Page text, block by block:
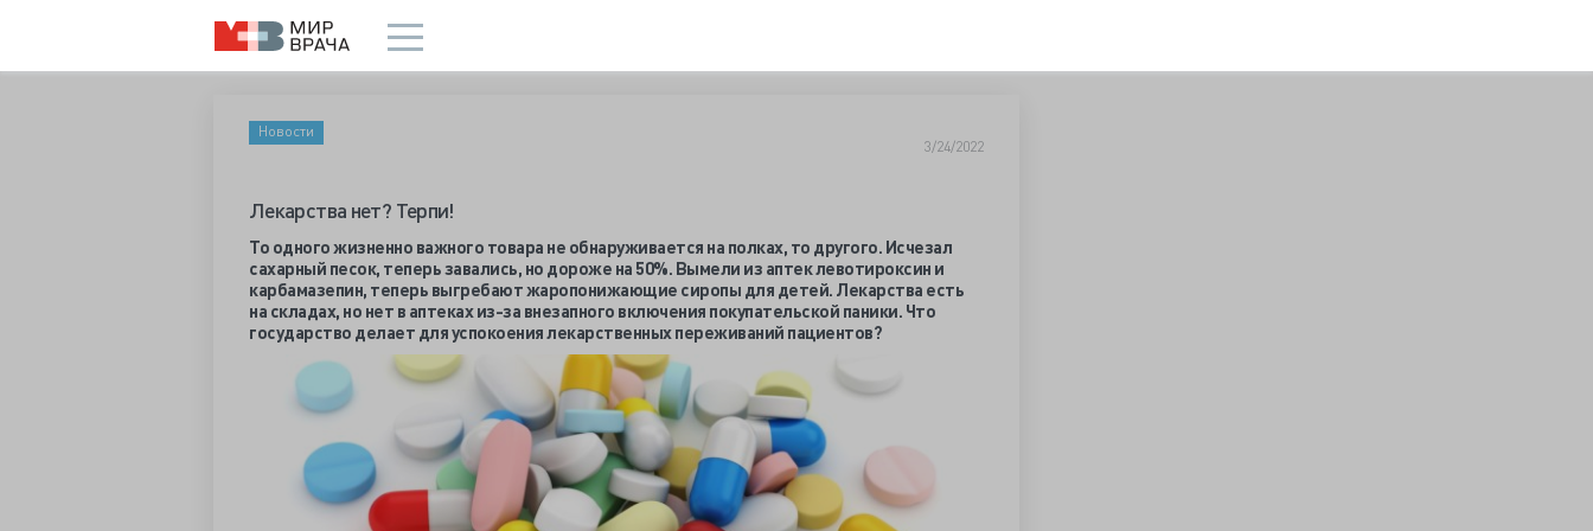
Новости
3/24/2022
Лекарства нет? Терпи!
То одного жизненно важного товара не обнаруживается на полках, то другого. Исчезал
сахарный песок, теперь завались, но дороже на 50%. Вымели из аптек левотироксин и
карбамазепин, теперь выгребают жаропонижающие сиропы для детей. Лекарства есть
на складах, но нет в аптеках из-за внезапного включения покупательской паники. Что
государство делает для успокоения лекарственных переживаний пациентов?